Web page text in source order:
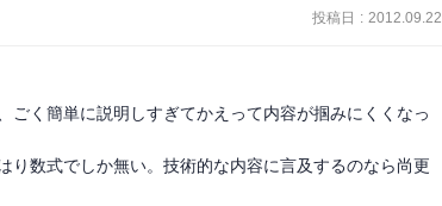
投稿日 : 2012.09.22
く簡単に説明しすぎてかえって内容が掴みにくくなっ
数式でしか無い。技術的な内容に言及するのなら尚更